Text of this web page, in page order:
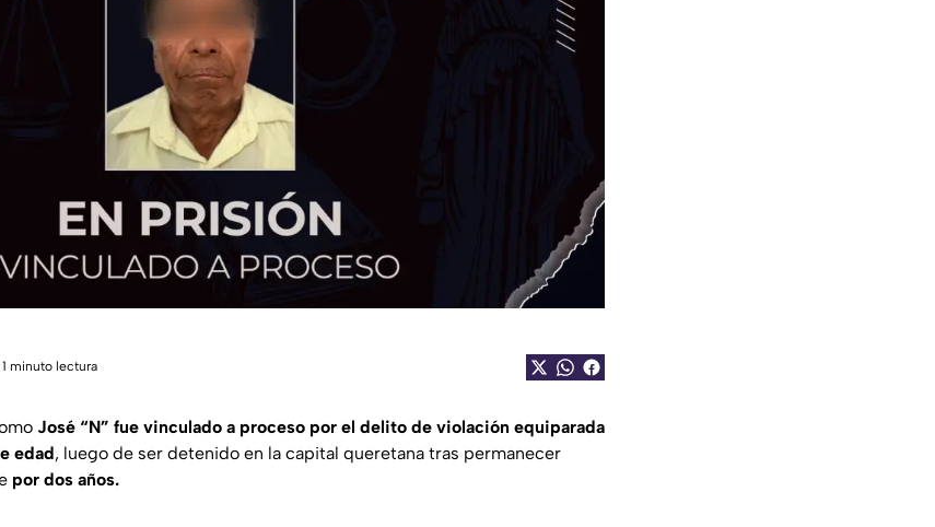
1 minuto lectura
José “N” fue vinculado a proceso por el delito de violación equiparada
edad, luego de ser detenido en la capital queretana tras permanecer
por dos años.